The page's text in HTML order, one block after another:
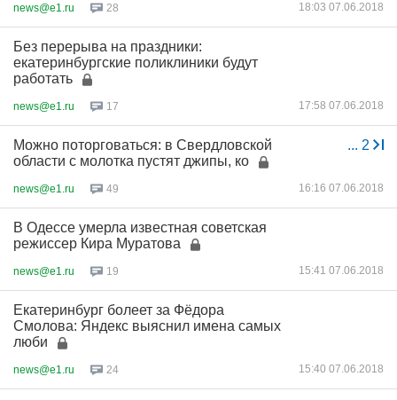
news@e1.ru 28 18:03 07.06.2018
Без перерыва на праздники:
екатеринбургские поликлиники будут
работать
news@e1.ru 17 17:58 07.06.2018
... 2
Можно поторговаться: в Свердловской
области с молотка пустят джипы, ко
news@e1.ru 49 16:16 07.06.2018
В Одессе умерла известная советская
режиссер Кира Муратова
news@e1.ru 19 15:41 07.06.2018
Екатеринбург болеет за Фёдора
Смолова: Яндекс выяснил имена самых
люби
news@e1.ru 24 15:40 07.06.2018